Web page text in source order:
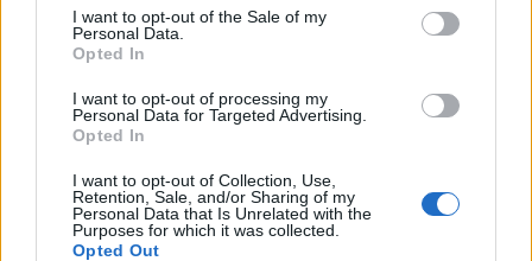
I want to opt-out of the Sale of my
Personal Data.
Opted In
I want to opt-out of processing my
Personal Data for Targeted Advertising.
Opted In
I want to opt-out of Collection, Use,
Retention, Sale, and/or Sharing of my
Personal Data that Is Unrelated with the
Purposes for which it was collected.
Opted Out